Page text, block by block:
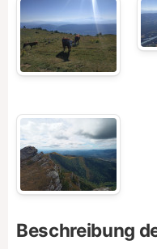
Beschreibung